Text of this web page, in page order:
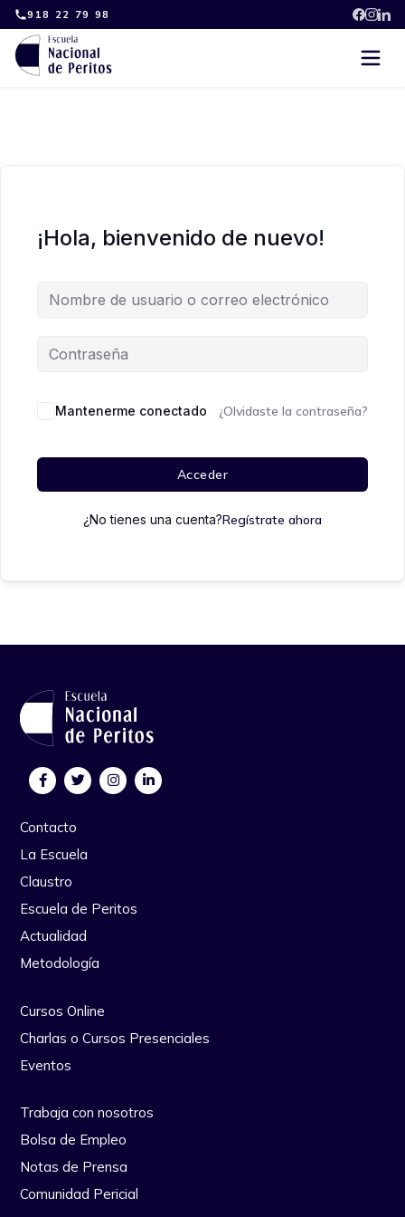
Skip
to
content
918 22 79 98
¡Hola, bienvenido de nuevo!
Mantenerme conectado ¿Olvidaste la contraseña?
Acceder
¿No tienes una cuenta?Regístrate ahora
Contacto
La Escuela
Claustro
Escuela de Peritos
Actualidad
Metodología
Cursos Online
Charlas o Cursos Presenciales
Eventos
Trabaja con nosotros
Bolsa de Empleo
Notas de Prensa
Comunidad Pericial